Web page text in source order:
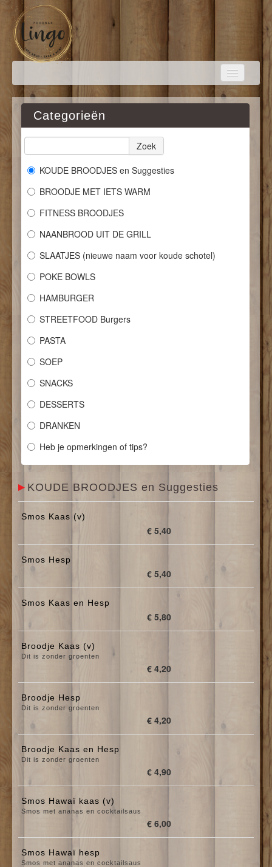
Categorieën
Zoek
KOUDE BROODJES en Suggesties
BROODJE MET IETS WARM
FITNESS BROODJES
NAANBROOD UIT DE GRILL
SLAATJES (nieuwe naam voor koude schotel)
POKE BOWLS
HAMBURGER
STREETFOOD Burgers
PASTA
SOEP
SNACKS
DESSERTS
DRANKEN
Heb je opmerkingen of tips?
KOUDE BROODJES en Suggesties
Smos Kaas (v)
€ 5,40
Smos Hesp
€ 5,40
Smos Kaas en Hesp
€ 5,80
Broodje Kaas (v)
Dit is zonder groenten
€ 4,20
Broodje Hesp
Dit is zonder groenten
€ 4,20
Broodje Kaas en Hesp
Dit is zonder groenten
€ 4,90
Smos Hawaï kaas (v)
Smos met ananas en cocktailsaus
€ 6,00
Smos Hawaï hesp
Smos met ananas en cocktailsaus